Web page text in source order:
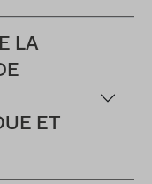
LA
ET